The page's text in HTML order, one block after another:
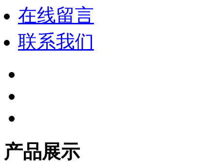
在线留言
联系我们
产品展示